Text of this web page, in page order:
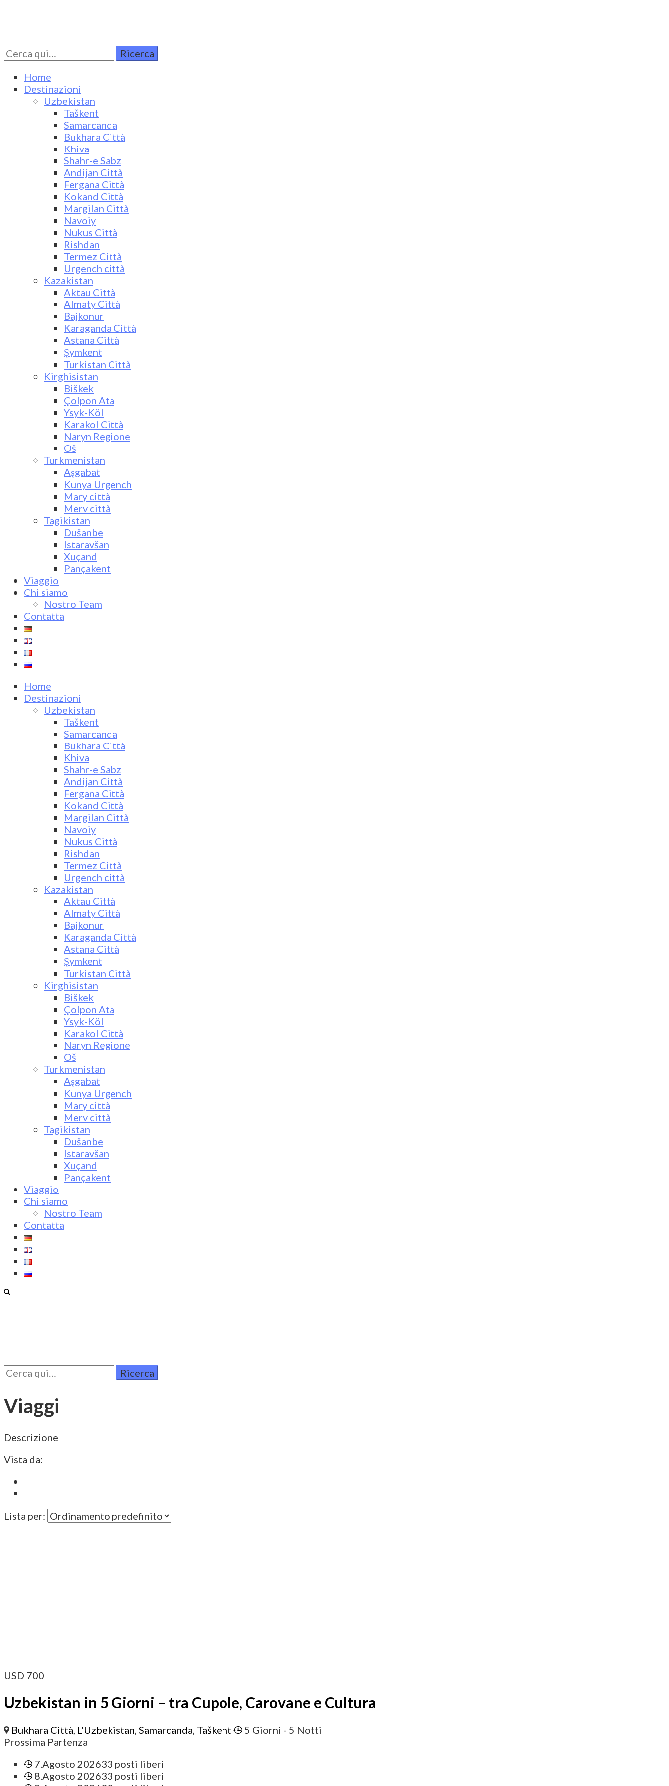
Turkestan Travel
Discover Central Asia
Cerca
per:
Home
Destinazioni
Uzbekistan
Taškent
Samarcanda
Bukhara Città
Khiva
Shahr-e Sabz
Andijan Città
Fergana Città
Kokand Città
Margilan Città
Navoiy
Nukus Città
Rishdan
Termez Città
Urgench città
Kazakistan
Aktau Città
Almaty Città
Bajkonur
Karaganda Città
Astana Città
Şymkent
Turkistan Città
Kirghisistan
Biškek
Çolpon Ata
Ysyk-Köl
Karakol Città
Naryn Regione
Oš
Turkmenistan
Aşgabat
Kunya Urgench
Mary città
Merv città
Tagikistan
Dušanbe
Istaravšan
Xuçand
Pançakent
Viaggio
Chi siamo
Nostro Team
Contatta
Home
Destinazioni
Uzbekistan
Taškent
Samarcanda
Bukhara Città
Khiva
Shahr-e Sabz
Andijan Città
Fergana Città
Kokand Città
Margilan Città
Navoiy
Nukus Città
Rishdan
Termez Città
Urgench città
Kazakistan
Aktau Città
Almaty Città
Bajkonur
Karaganda Città
Astana Città
Şymkent
Turkistan Città
Kirghisistan
Biškek
Çolpon Ata
Ysyk-Köl
Karakol Città
Naryn Regione
Oš
Turkmenistan
Aşgabat
Kunya Urgench
Mary città
Merv città
Tagikistan
Dušanbe
Istaravšan
Xuçand
Pançakent
Viaggio
Chi siamo
Nostro Team
Contatta
Cerca
per:
Viaggi
Descrizione
Vista da:
Lista per:
USD 700
Uzbekistan in 5 Giorni – tra Cupole, Carovane e Cultura
Bukhara Città, L'Uzbekistan,Samarcanda, Taškent 5 Giorni - 5 Notti
Prossima Partenza
7.Agosto 202633 posti liberi
8.Agosto 202633 posti liberi